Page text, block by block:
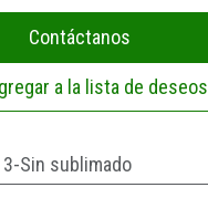
Contáctanos
a la lista de deseos
3-Sin sublimado